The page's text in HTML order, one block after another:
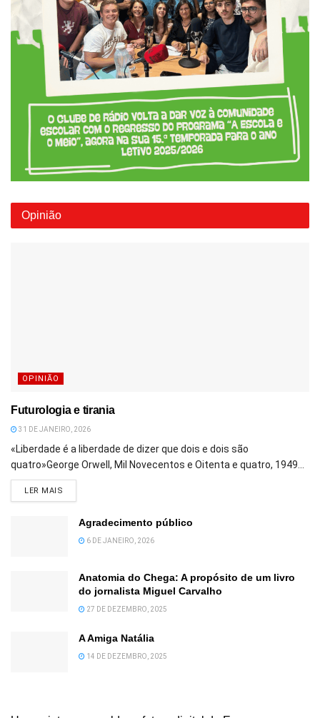
Opinião
OPINIÃO
Futurologia e tirania
31 DE JANEIRO, 2026
«Liberdade é a liberdade de dizer que dois e dois são
quatro»George Orwell, Mil Novecentos e Oitenta e quatro, 1949...
LER MAIS
Agradecimento público
6 DE JANEIRO, 2026
Anatomia do Chega: A propósito de um livro
do jornalista Miguel Carvalho
27 DE DEZEMBRO, 2025
A Amiga Natália
14 DE DEZEMBRO, 2025